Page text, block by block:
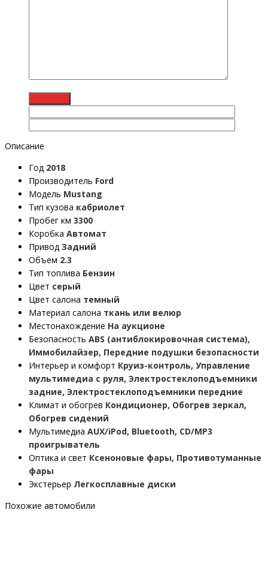
Описание
Год 2018
Производитель Ford
Модель Mustang
Тип кузова кабриолет
Пробег км 3300
Коробка Автомат
Привод Задний
Объем 2.3
Тип топлива Бензин
Цвет серый
Цвет салона темный
Материал салона ткань или велюр
Местонахождение На аукционе
Безопасность ABS (антиблокировочная система),
Иммобилайзер, Передние подушки безопасности
Интерьер и комфорт Круиз-контроль, Управление
мультимедиа с руля, Электростеклоподъемники
задние, Электростеклоподъемники передние
Климат и обогрев Кондиционер, Обогрев зеркал,
Обогрев сидений
Мультимедиа AUX/iPod, Bluetooth, CD/MP3
проигрыватель
Оптика и свет Ксеноновые фары, Противотуманные
фары
Экстерьер Легкосплавные диски
Похожие автомобили